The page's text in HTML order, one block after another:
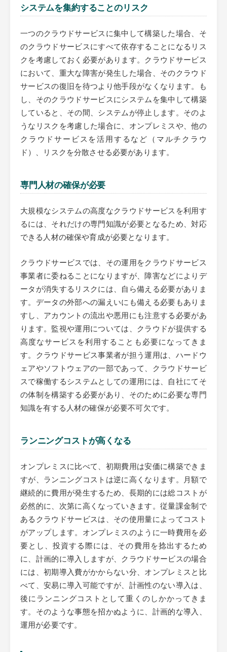
システムを集約することのリスク
一つのクラウドサービスに集中して構築した場合、そ
のクラウドサービスにすべて依存することになるリス
クを考慮しておく必要があります。クラウドサービス
において、重大な障害が発生した場合、そのクラウド
サービスの復旧を待つより他手段がなくなります。も
し、そのクラウドサービスにシステムを集中して構築
していると、その間、システムが停止します。そのよ
うなリスクを考慮した場合に、オンプレミスや、他の
クラウドサービスを活用するなど（マルチクラウ
ド）、リスクを分散させる必要があります。
専門人材の確保が必要
大規模なシステムの高度なクラウドサービスを利用す
るには、それだけの専門知識が必要となるため、対応
できる人材の確保や育成が必要となります。
クラウドサービスでは、その運用をクラウドサービス
事業者に委ねることになりますが、障害などによりデ
ータが消失するリスクには、自ら備える必要がありま
す。データの外部への漏えいにも備える必要もありま
すし、アカウントの流出や悪用にも注意する必要があ
ります。監視や運用については、クラウドが提供する
高度なサービスを利用することも必要になってきま
す。クラウドサービス事業者が担う運用は、ハードウ
ェアやソフトウェアの一部であって、クラウドサービ
スで稼働するシステムとしての運用には、自社にてそ
の体制を構築する必要があり、そのために必要な専門
知識を有する人材の確保が必要不可欠です。
ランニングコストが高くなる
オンプレミスに比べて、初期費用は安価に構築できま
すが、ランニングコストは逆に高くなります。月額で
継続的に費用が発生するため、長期的には総コストが
必然的に、次第に高くなっていきます。従量課金制で
あるクラウドサービスは、その使用量によってコスト
がアップします。オンプレミスのように一時費用を必
要とし、投資する際には、その費用を捻出するため
に、計画的に導入しますが、クラウドサービスの場合
には、初期導入費がかからない分、オンプレミスと比
べて、安易に導入可能ですが、計画性のない導入は、
後にランニングコストとして重くのしかかってきま
す。そのような事態を招かぬように、計画的な導入、
運用が必要です。